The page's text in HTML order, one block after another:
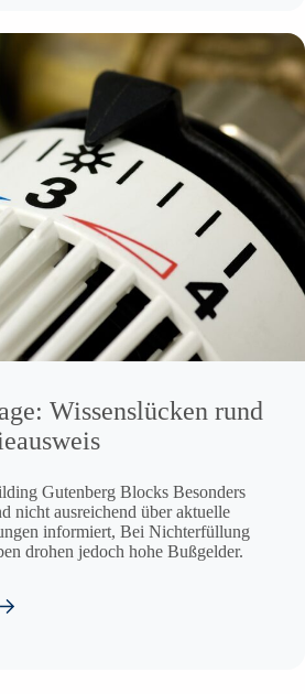
Wissenslücken rund
Gutenberg Blocks Besonders
nicht ausreichend über aktuelle
informiert, Bei Nichterfüllung
drohen jedoch hohe Bußgelder.